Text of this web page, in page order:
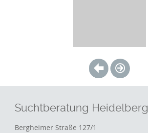
Suchtberatung Heidelberg
Bergheimer Straße 127/1